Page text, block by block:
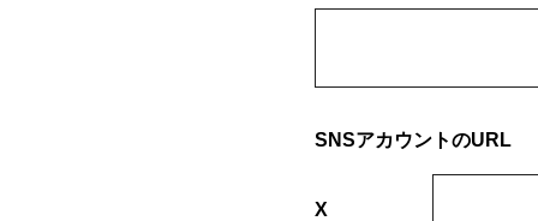
SNSアカウントのURL
X